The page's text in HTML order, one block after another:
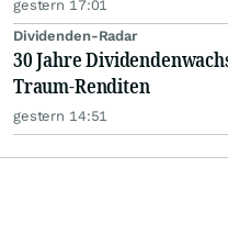
gestern 17:01
Dividenden-Radar
30 Jahre
Traum-Renditen
gestern 14:51